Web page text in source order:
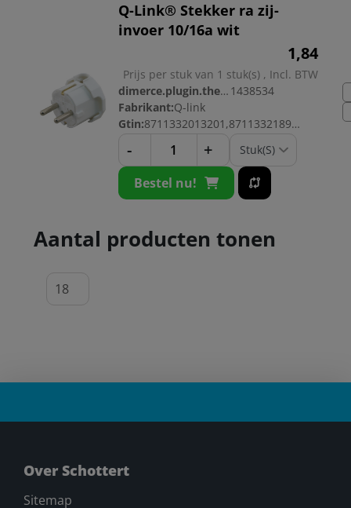
Q-Link® Stekker ra zij-
invoer 10/16a wit
1,84
Prijs per stuk van 1 stuk(s) , Incl. BTW
dimerce.plugin.theme.productnr: 1438534
Fabrikant:Q-link
Gtin:
8711332013201,8711332189708
- +
Bestel nu!
Aantal producten tonen
Over Schottert
Sitemap